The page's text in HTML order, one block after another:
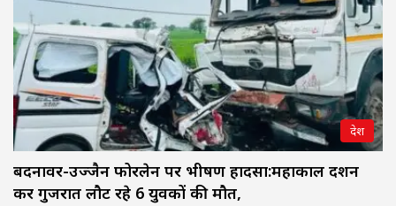
देश
बदनावर-उज्जैन फोरलेन पर भीषण हादसा:महाकाल दर्शन
कर गुजरात लौट रहे 6 युवकों की मौत,